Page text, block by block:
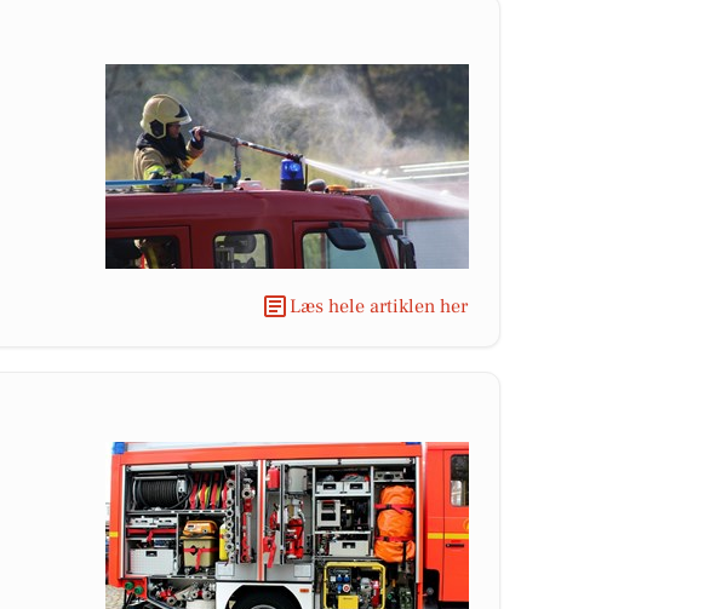
Læs hele artiklen her